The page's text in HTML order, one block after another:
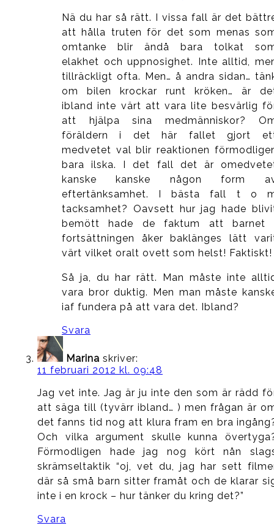
Nä du har så rätt. I vissa fall är det
att hålla truten för det som menas
omtanke blir ändå bara tolkat
elakhet och uppnosighet. Inte alltid,
tillräckligt ofta. Men… å andra sidan…
om bilen krockar runt kröken… är
ibland inte värt att vara lite besvärlig
att hjälpa sina medmänniskor?
föräldern i det här fallet gjort
medvetet val blir reaktionen
bara ilska. I det fall det är
kanske kanske någon form
eftertänksamhet. I bästa fall t o
tacksamhet? Oavsett hur jag hade
bemött hade de faktum att barnet
fortsättningen åker baklänges lätt
värt vilket oralt ovett som helst! Faktiskt!
Så ja, du har rätt. Man måste inte
vara bror duktig. Men man måste
iaf fundera på att vara det. Ibland?
Svara
Marina skriver:
11 februari 2012 kl. 09:48
Jag vet inte. Jag är ju inte den som är rädd
att säga till (tyvärr ibland… ) men frågan är
det fanns tid nog att klura fram en bra
Och vilka argument skulle kunna
Förmodligen hade jag nog kört nån
skrämseltaktik “oj, vet du, jag har sett
där så små barn sitter framåt och de klarar
inte i en krock – hur tänker du kring det?”
Svara